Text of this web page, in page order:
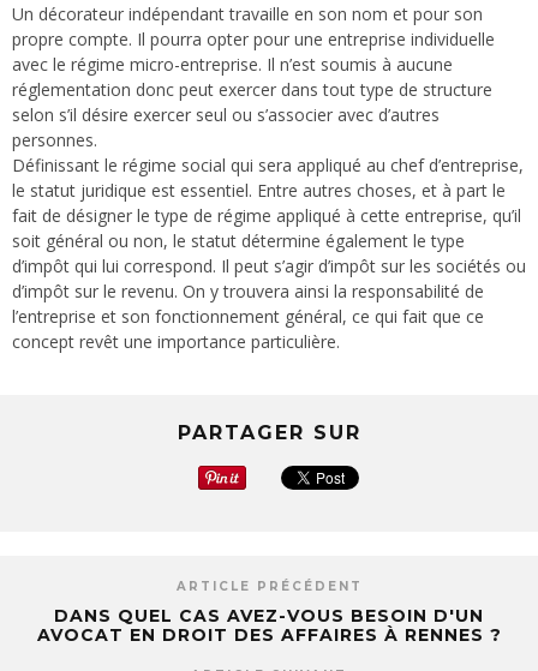
Un décorateur indépendant travaille en son nom et pour son
propre compte. Il pourra opter pour une entreprise individuelle
avec le régime micro-entreprise. Il n’est soumis à aucune
réglementation donc peut exercer dans tout type de structure
selon s’il désire exercer seul ou s’associer avec d’autres
personnes.
Définissant le régime social qui sera appliqué au chef d’entreprise,
le statut juridique est essentiel. Entre autres choses, et à part le
fait de désigner le type de régime appliqué à cette entreprise, qu’il
soit général ou non, le statut détermine également le type
d’impôt qui lui correspond. Il peut s’agir d’impôt sur les sociétés ou
d’impôt sur le revenu. On y trouvera ainsi la responsabilité de
l’entreprise et son fonctionnement général, ce qui fait que ce
concept revêt une importance particulière.
PARTAGER SUR
ARTICLE PRÉCÉDENT
DANS QUEL CAS AVEZ-VOUS BESOIN D'UN
AVOCAT EN DROIT DES AFFAIRES À RENNES ?